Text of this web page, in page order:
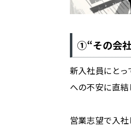
①“その会
新入社員にと
への不安に直結
営業志望で入